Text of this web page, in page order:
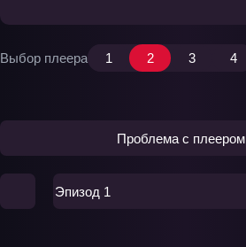
Выбор плеера 1 2 3 4
Проблема с плеером
Эпизод 1